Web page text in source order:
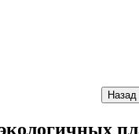
Назад